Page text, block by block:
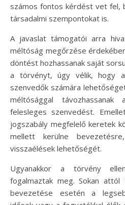
számos fontos kérdést vet fel,
társadalmi szempontokat is.
A javaslat támogatói arra
méltóság megőrzése
döntést hozhassanak saját
a törvényt, úgy vélik, hogy
szenvedők számára
méltósággal
felesleges szenvedést.
jogszabály megfelelő keretek
mellett kerülne
visszaélések lehetőségét.
Ugyanakkor a törvény
fogalmaztak meg. Sokan
bevezetése esetén a